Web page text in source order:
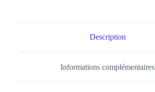
Description
Informations complémentaires